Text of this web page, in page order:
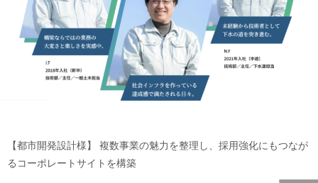
【都市開発設計様】
複数事業の魅力を整理し、採用強化にもつなが
るコーポレートサイトを構築